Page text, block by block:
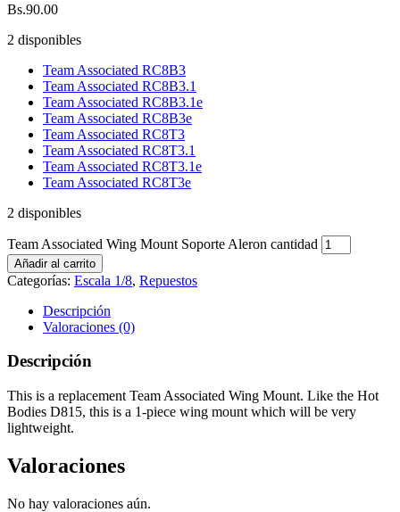
Bs.90.00
2 disponibles
Team Associated RC8B3
Team Associated RC8B3.1
Team Associated RC8B3.1e
Team Associated RC8B3e
Team Associated RC8T3
Team Associated RC8T3.1
Team Associated RC8T3.1e
Team Associated RC8T3e
2 disponibles
Team Associated Wing Mount Soporte Aleron cantidad
Añadir al carrito
Categorías: Escala 1/8, Repuestos
Descripción
Valoraciones (0)
Descripción
This is a replacement Team Associated Wing Mount. Like the Hot
Bodies D815, this is a 1-piece wing mount which will be very
lightweight.
Valoraciones
No hay valoraciones aún.